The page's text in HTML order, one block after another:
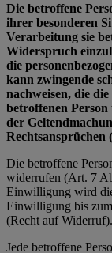
Die betroffene
ihrer besonderen
Verarbeitung sie
Widerspruch
die
kann zwingende
nachweisen, die
betroffenen
der
Die betroffene
widerrufen (Art. 7
Einwilligung wird
Einwilligung bis
(Recht auf Widerruf).
Jede betroffene